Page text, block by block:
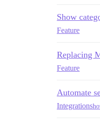
Show
Feature
Replacing
Feature
Automate
Integrations